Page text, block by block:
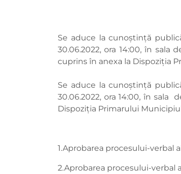
Se aduce la cunoștință
30.06.2022, ora 14:00, în sala
cuprins în anexa la Dispoziția
Se aduce la cunoștință
30.06.2022, ora 14:00, în sala
Dispoziția Primarului
1.Aprobarea procesului-verbal
2.Aprobarea procesului-verbal